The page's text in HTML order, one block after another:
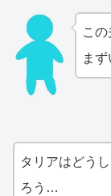
こ
ま
タリアはどう
ろう…